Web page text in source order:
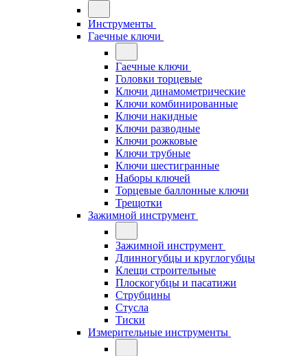
Инструменты
Гаечные ключи
Гаечные ключи
Головки торцевые
Ключи динамометрические
Ключи комбинированные
Ключи накидные
Ключи разводные
Ключи рожковые
Ключи трубные
Ключи шестигранные
Наборы ключей
Торцевые баллонные ключи
Трещотки
Зажимной инструмент
Зажимной инструмент
Длинногубцы и круглогубцы
Клещи строительные
Плоскогубцы и пасатижи
Струбцины
Стусла
Тиски
Измерительные инструменты